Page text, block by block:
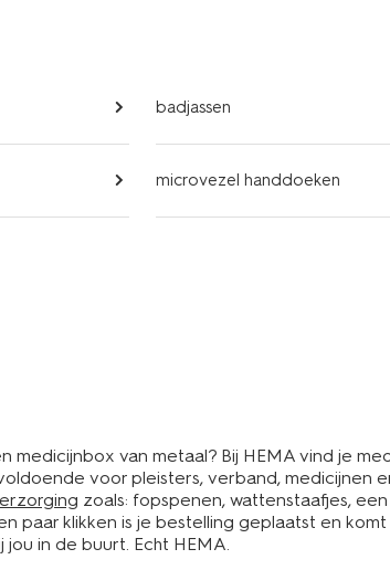
badjassen
microvezel handdoeken
van metaal? Bij HEMA vind je
voor pleisters, verband, medicijnen
zoals: fopspenen, wattenstaafjes,
paar klikken is je bestelling geplaatst en
in de buurt. Echt HEMA.